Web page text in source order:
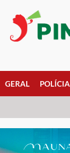
GERAL POLÍCIA